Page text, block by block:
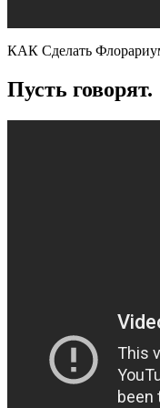
КАК Сделать
Пусть говорят.